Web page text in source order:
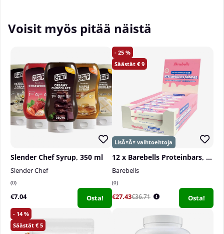
ja valmistettu Ruotsissa.
______________________________________
Annosten määrä pakkauksessa:
Suositeltu annostus:ota yksi kapseli päivittäin
ennen nukkumaanmenoa
Voisit myös pitää näistä
Slender Chef Syrup, 350 ml
Slender Chef
0
€7.04 Osta!
25
9
12 x Barebells Proteinbars, 55 g
Barebells
0
€27.43€36.71 Osta!
14
5